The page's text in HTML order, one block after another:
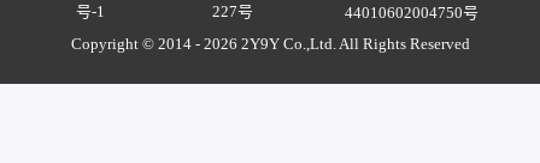
号-1
227号
44010602004750号
Copyright © 2014 - 2026 2Y9Y Co.,Ltd. All Rights Reserved